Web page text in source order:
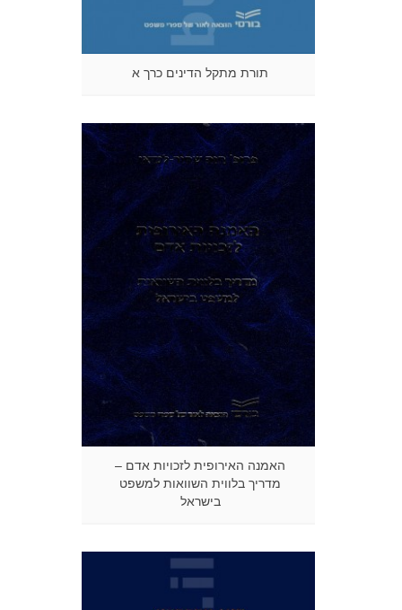
תורת מתקל הדינים כרך א
האמנה האירופית לזכויות אדם –
מדריך בלווית השוואות למשפט
בישראל